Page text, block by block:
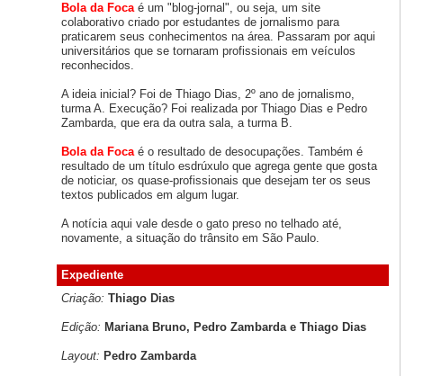
Bola da Foca é um "blog-jornal", ou seja, um site
colaborativo criado por estudantes de jornalismo para
praticarem seus conhecimentos na área. Passaram por aqui
universitários que se tornaram profissionais em veículos
reconhecidos.
A ideia inicial? Foi de Thiago Dias, 2º ano de jornalismo,
turma A. Execução? Foi realizada por Thiago Dias e Pedro
Zambarda, que era da outra sala, a turma B.
Bola da Focaé o resultado de desocupações. Também é
resultado de um título esdrúxulo que agrega gente que gosta
de noticiar, os quase-profissionais que desejam ter os seus
textos publicados em algum lugar.
A notícia aqui vale desde o gato preso no telhado até,
novamente, a situação do trânsito em São Paulo.
Expediente
Criação: Thiago Dias
Edição: Mariana Bruno, Pedro Zambarda e Thiago Dias
Layout: Pedro Zambarda